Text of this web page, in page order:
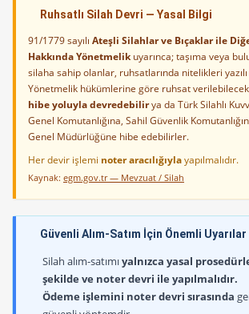
Ruhsatlı Silah Devri — Yasal Bilgi
91/1779 sayılı Ateşli Silahlar ve Bıçaklar ile
Hakkında Yönetmelikuyarınca; taşıma veya
silaha sahip olanlar, ruhsatlarında nitelikleri yazılı
Yönetmelik hükümlerine göre ruhsat
hibe yoluyla devredebilirya da Türk Silahlı
Genel Komutanlığına, Sahil Güvenlik
Genel Müdürlüğüne hibe edebilirler.
Her devir işlemi noter aracılığıylayapılmalıdır.
Kaynak: egm.gov.tr — Mevzuat / Silah
Güvenli Alım-Satım İçin Önemli Uyarılar
Silah alım-satımıyalnızca yasal
şekilde ve noter devri ile yapılmalıdır.
Ödeme işlemini noter devri sırasında